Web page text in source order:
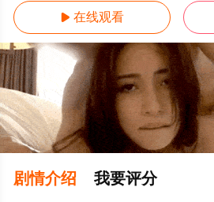
 在线观看
剧情介绍 我要评分